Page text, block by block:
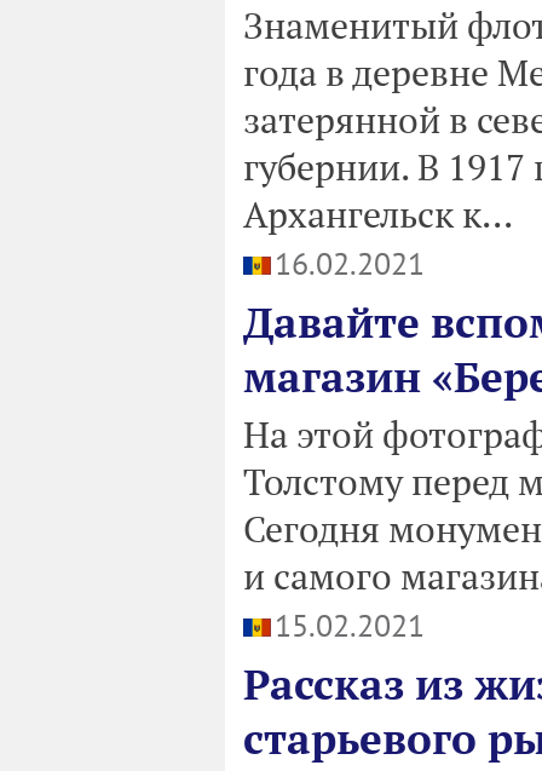
Знаменитый
года в деревне
затерянной в
губернии. В 1917
Архангельск к...
16.02.2021
Давайте
магазин
На этой
Толстому перед
Сегодня
и самого
15.02.2021
Рассказ из
старьевого